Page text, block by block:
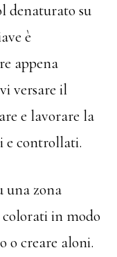
denaturato su
è
appena
versare il
e lavorare la
e controllati.
una zona
colorati in modo
o creare aloni.